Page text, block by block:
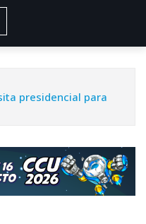
presidencial para